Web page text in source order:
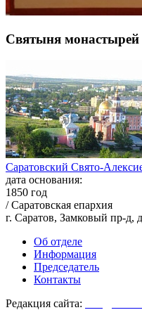
Святыня монастырей
Саратовский Свято-
дата основания:
1850 год
/ Саратовская епархия
г. Саратов, Замковый пр-д,
Об отделе
Информация
Председатель
Контакты
Редакция сайта: